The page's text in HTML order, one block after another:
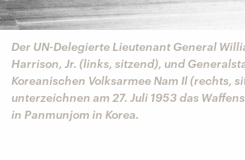
Der UN-Delegierte Lieutenant General
Harrison, Jr. (links, sitzend), und
Koreanischen Volksarmee Nam Il (rechts,
unterzeichnen am 27. Juli 1953 das
in Panmunjom in Korea.